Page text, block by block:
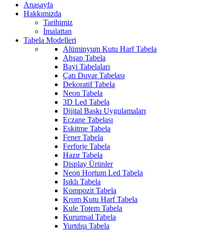
Anasayfa
Hakkımızda
Tarihimiz
İmalattan
Tabela Modelleri
Alüminyum Kutu Harf Tabela
Ahşap Tabela
Bayi Tabelaları
Çatı Duvar Tabelası
Dekoratif Tabela
Neon Tabela
3D Led Tabela
Dijital Baskı Uygulamaları
Eczane Tabelası
Eskitme Tabela
Fener Tabela
Ferforje Tabela
Hazır Tabela
Display Ürünler
Neon Hortum Led Tabela
Işıklı Tabela
Kompozit Tabela
Krom Kutu Harf Tabela
Kule Totem Tabela
Kurumsal Tabela
Yurtdışı Tabela